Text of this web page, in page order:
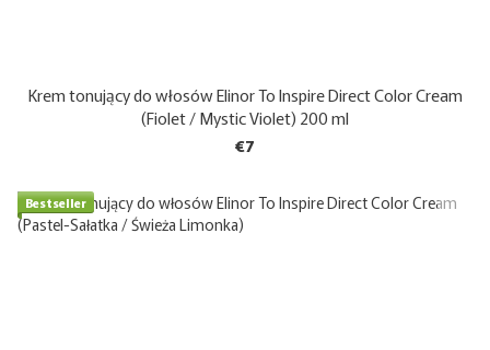
Krem tonujący do włosów Elinor To Inspire Direct Color Cream
(Fiolet / Mystic Violet) 200 ml
€7
Bestseller